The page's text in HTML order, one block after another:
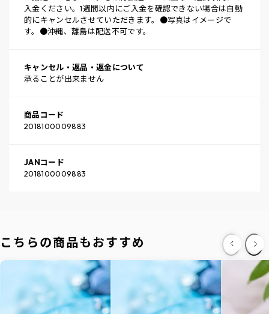
入金ください。1週間以内にご入金を確認できない場合は自動
的にキャンセルさせていただきます。●写真はイメージで
す。●沖縄、離島は配送不可です。
キャンセル・返品・返金について
承ることが出来ません
商品コード
2018100009883
JANコード
2018100009883
こちらの商品もおすすめ